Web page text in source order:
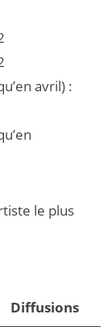
avril) :
le plus
Diffusions